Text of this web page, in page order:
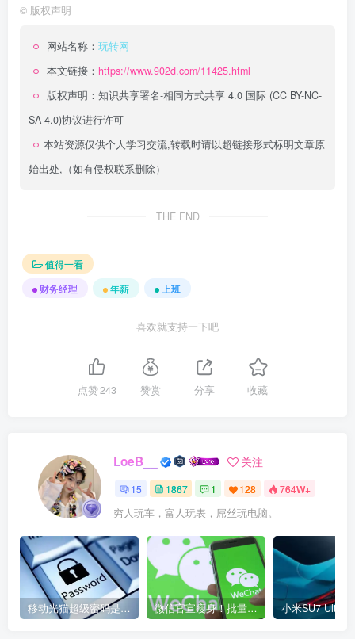
© 版权声明
网站名称： 玩转网
本文链接： https://www.902d.com/11425.html
版权声明： 知识共享署名-相同方式共享 4.0 国际 (CC BY-NC-
SA 4.0)协议进行许可
本站资源仅供个人学习交流,转载时请以超链接形式标明文章原
始出处,（如有侵权联系删除）
THE END
值得一看
财务经理
年薪 上班
喜欢就支持一下吧
点赞243 赞赏 分享 收藏
LoeB__ 关注
15 1867 1 128 764W+
穷人玩车，富人玩表，屌丝玩电脑。
移动光猫超级密码是多少？移动光猫超级管理员后台账号与密码 微信官宣瘦身！批量清理原图新功能来了 安卓、iOS均可使用